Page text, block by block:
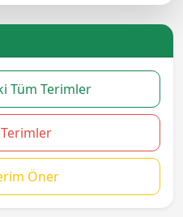
Tüm Terimler
Öner